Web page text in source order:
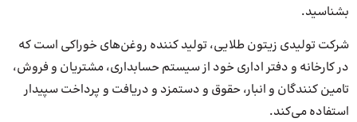
بشناسید.
شرکت تولیدی زیتون طلایی، تولید کننده روغن‌های خوراکی است که
در کارخانه و دفتر اداری خود از سیستم حسابداری، مشتریان و فروش،
تامین کنندگان و انبار، حقوق و دستمزد و دریافت و پرداخت سپیدار
استفاده می‌کند.